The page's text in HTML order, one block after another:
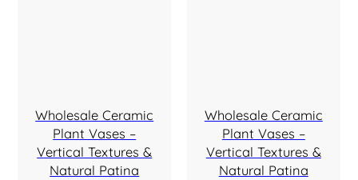
Wholesale Ceramic
Plant Vases –
Vertical Textures &
Natural Patina
Wholesale Ceramic
Plant Vases –
Vertical Textures &
Natural Patina